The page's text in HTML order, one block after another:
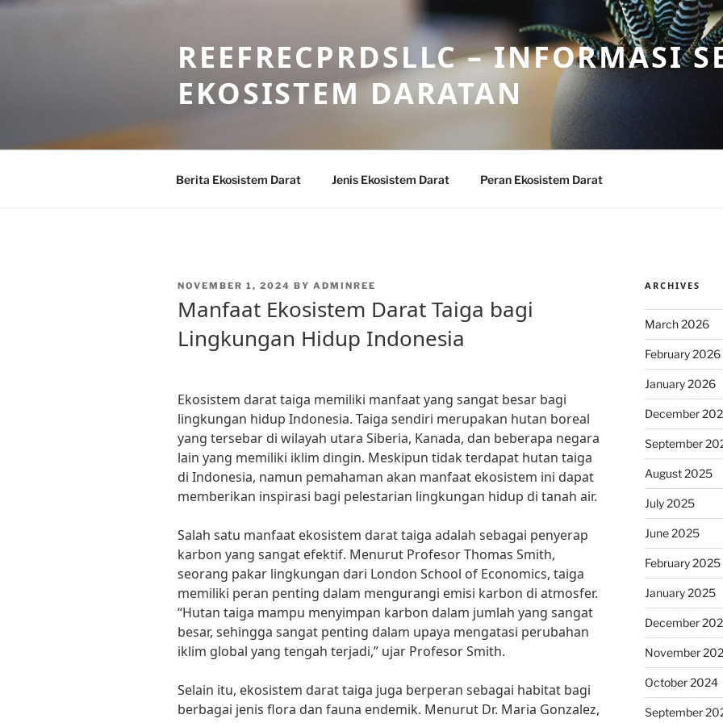
Skip
REEFRECPRDSLLC – INFORMASI
EKOSISTEM DARATAN
Berita Ekosistem Darat Jenis Ekosistem Darat Peran Ekosistem Darat
POSTED
NOVEMBER 1, 2024 BY ADMINREE
Manfaat Ekosistem Darat Taiga bagi
Lingkungan Hidup Indonesia
Ekosistem darat taiga memiliki manfaat yang sangat besar bagi
lingkungan hidup Indonesia. Taiga sendiri merupakan hutan boreal
yang tersebar di wilayah utara Siberia, Kanada, dan beberapa negara
lain yang memiliki iklim dingin. Meskipun tidak terdapat hutan taiga
di Indonesia, namun pemahaman akan manfaat ekosistem ini dapat
memberikan inspirasi bagi pelestarian lingkungan hidup di tanah air.
Salah satu manfaat ekosistem darat taiga adalah sebagai penyerap
karbon yang sangat efektif. Menurut Profesor Thomas Smith,
seorang pakar lingkungan dari London School of Economics, taiga
memiliki peran penting dalam mengurangi emisi karbon di atmosfer.
“Hutan taiga mampu menyimpan karbon dalam jumlah yang sangat
besar, sehingga sangat penting dalam upaya mengatasi perubahan
iklim global yang tengah terjadi,” ujar Profesor Smith.
Selain itu, ekosistem darat taiga juga berperan sebagai habitat bagi
berbagai jenis flora dan fauna endemik. Menurut Dr. Maria Gonzalez,
ARCHIVES
March 2026
February 2026
January 2026
December
September
August 2025
July 2025
June 2025
February 2025
January 2025
December
November
October 2024
September